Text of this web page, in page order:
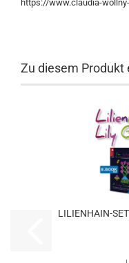
https://www.claudia-
Zu diesem Produkt
LILIENHAIN-